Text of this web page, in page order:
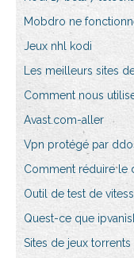
Mobdro ne
Jeux nhl kodi
Les meilleurs sites
Comment nous
Avast.com-aller
Vpn protégé par
Comment réduire le
Outil de test de
Quest-ce que
Sites de jeux torrents